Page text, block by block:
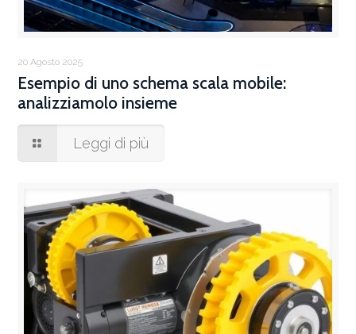
20 Agosto 2025
Esempio di uno schema scala mobile:
analizziamolo insieme
Leggi di più